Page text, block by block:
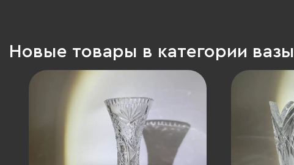
Новые товары в категории вазы